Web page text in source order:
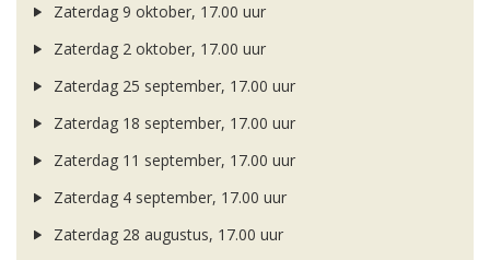
Zaterdag 9 oktober, 17.00 uur
Zaterdag 2 oktober, 17.00 uur
Zaterdag 25 september, 17.00 uur
Zaterdag 18 september, 17.00 uur
Zaterdag 11 september, 17.00 uur
Zaterdag 4 september, 17.00 uur
Zaterdag 28 augustus, 17.00 uur